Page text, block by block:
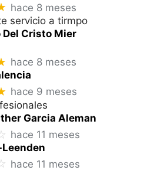
hace 8 meses
servicio a tirmpo
Cristo Mier
hace 8 meses
hace 9 meses
Garcia Aleman
hace 11 meses
hace 11 meses